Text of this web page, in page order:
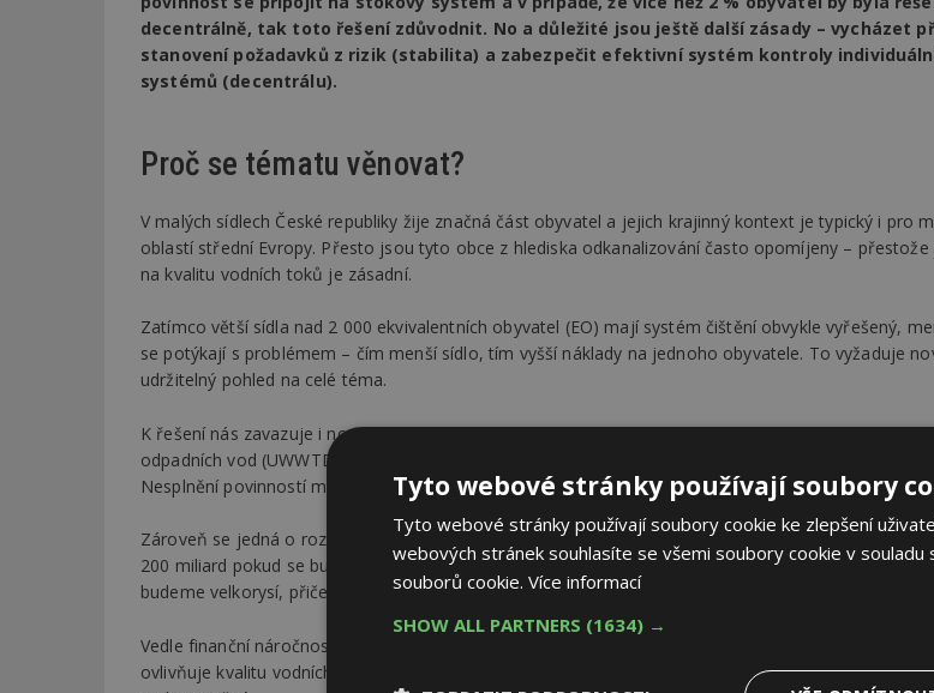
decentrálně, tak toto řešení zdůvodnit. No a důležité jsou ještě další zásady – vycházet
stanovení požadavků z rizik (stabilita) a zabezpečit efektivní systém kontroly
systémů (decentrálu).
Proč se tématu věnovat?
V malých sídlech České republiky žije značná část obyvatel a jejich krajinný kontext je typický i pro
oblastí střední Evropy. Přesto jsou tyto obce z hlediska odkanalizování často opomíjeny – přestože
na kvalitu vodních toků je zásadní.
Zatímco větší sídla nad 2 000 ekvivalentních obyvatel (EO) mají systém čištění obvykle vyřešený,
se potýkají s problémem – čím menší sídlo, tím vyšší náklady na jednoho obyvatele. To vyžaduje
udržitelný pohled na celé téma.
K řešení nás zavazuje i nová směrnice Evropského parlamentu a Rady (EU) 2024/3019 o čištění
odpadních vod (UWWTD), která stanovuje povinnost zajistit odkanalizování obcí nad 1 000 EO do
Nesplnění povinností může vést k finančním postihům.
Zároveň se jedná o rozsáhlou celospolečenskou investici. Náklady se odhadují na stovky miliard
200 miliard pokud se budeme chovat hospodárně a nesnažit se připojit všechny domy, cca 300
budeme velkorysí, přičemž současné výdaje (cca 3 mld. Kč/rok) tuto potřebu nepokrývají.
Vedle finanční náročnosti představuje výzvu i nutnost zajistit účinný systém kontroly. Efektivní
ovlivňuje kvalitu vodních toků a šanci dosáhnout cíle „dobrého stavu vod“. Současné tempo
Tyto webové stránky používají soubory
Tyto webové stránky používají soubory cookie ke zlepšení
webových stránek souhlasíte se všemi soubory cookie v souladu
souborů cookie. Více informací
SHOW ALL PARTNERS (1634) →